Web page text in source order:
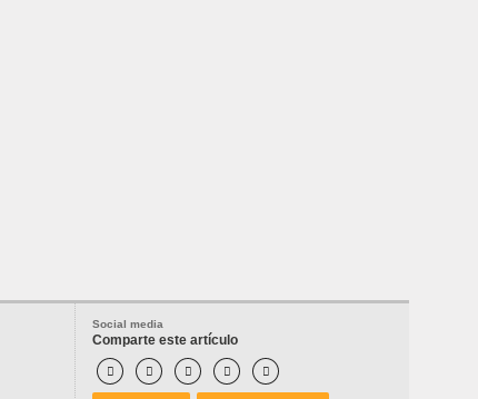
Social media
Comparte este artículo
    